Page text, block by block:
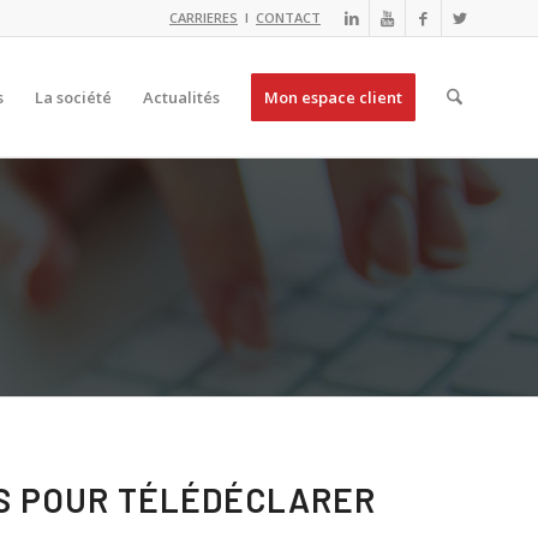
CARRIERES I CONTACT
La société Actualités Mon espace client
POUR TÉLÉDÉCLARER